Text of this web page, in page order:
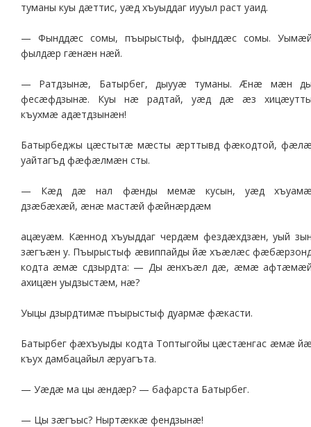
туманы куы дæттис, уæд хъуыддаг иууыл раст уаид.
— Фынддæс сомы, пъырыстыф, фынддæс сомы.
фылдæр гæнæн нæй.
— Ратдзынæ, Батырбег, дыууæ туманы. Æнæ мæн
фесæфдзынæ. Куы нæ радтай, уæд дæ æз
къухмæ адæтдзынæн!
Батырбеджы цæстытæ мæсты æрттывд фæкодтой,
уайтагъд фæфæлмæн сты.
— Кæд дæ нал фæнды мемæ кусын, уæд
дзæбæхæй, æнæ мастæй фæйнæрдæм
ацæуæм. Кæннод хъуыддаг чердæм фездæхдзæн, уый
зæгъæн у. Пъырыстыф æвиппайды йæ хъæлæс
кодта æмæ сдзырдта: — Ды æнхъæл дæ, æмæ
ахицæн уыдзыстæм, нæ?
Уыцы дзырдтимæ пъырыстыф дуармæ фæкасти.
Батырбег фæхъуыды кодта Топтыгойы цæстæнгас æмæ
къух дамбацайыл æруагъта.
— Уæдæ ма цы æндæр? — бафарста Батырбег.
— Цы зæгъыс? Ныртæккæ фендзынæ!